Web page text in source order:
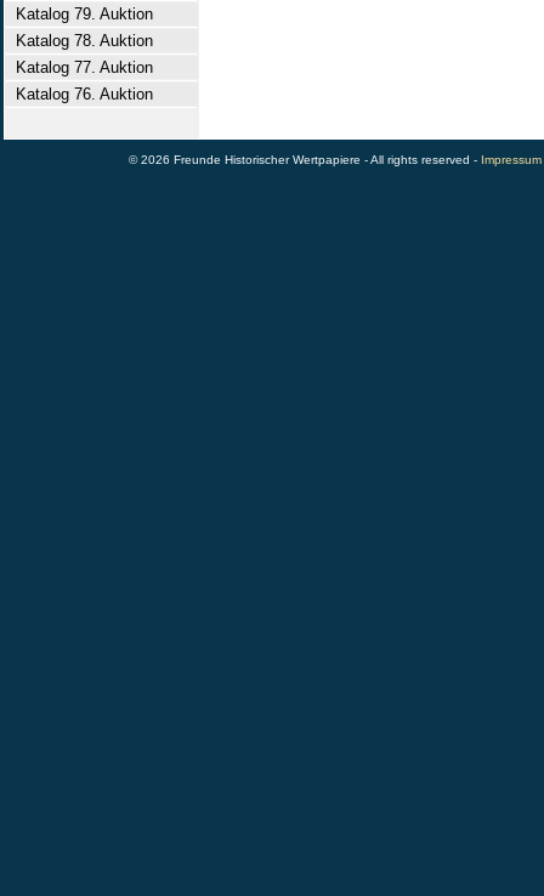
Katalog 79. Auktion
Katalog 78. Auktion
Katalog 77. Auktion
Katalog 76. Auktion
© 2026 Freunde Historischer Wertpapiere - All rights reserved - Impressum